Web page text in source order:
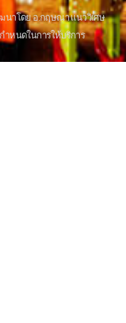
าโดย อ.กฤษณา แนววิเศษ
าหนดในการให้บริการ